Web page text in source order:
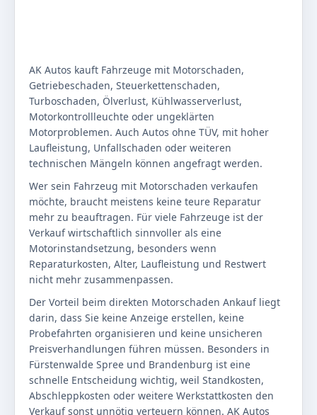
AK Autos kauft Fahrzeuge mit Motorschaden,
Getriebeschaden, Steuerkettenschaden,
Turboschaden, Ölverlust, Kühlwasserverlust,
Motorkontrollleuchte oder ungeklärten
Motorproblemen. Auch Autos ohne TÜV, mit hoher
Laufleistung, Unfallschaden oder weiteren
technischen Mängeln können angefragt werden.
Wer sein Fahrzeug mit Motorschaden verkaufen
möchte, braucht meistens keine teure Reparatur
mehr zu beauftragen. Für viele Fahrzeuge ist der
Verkauf wirtschaftlich sinnvoller als eine
Motorinstandsetzung, besonders wenn
Reparaturkosten, Alter, Laufleistung und Restwert
nicht mehr zusammenpassen.
Der Vorteil beim direkten Motorschaden Ankauf liegt
darin, dass Sie keine Anzeige erstellen, keine
Probefahrten organisieren und keine unsicheren
Preisverhandlungen führen müssen. Besonders in
Fürstenwalde Spree und Brandenburg ist eine
schnelle Entscheidung wichtig, weil Standkosten,
Abschleppkosten oder weitere Werkstattkosten den
Verkauf sonst unnötig verteuern können. AK Autos